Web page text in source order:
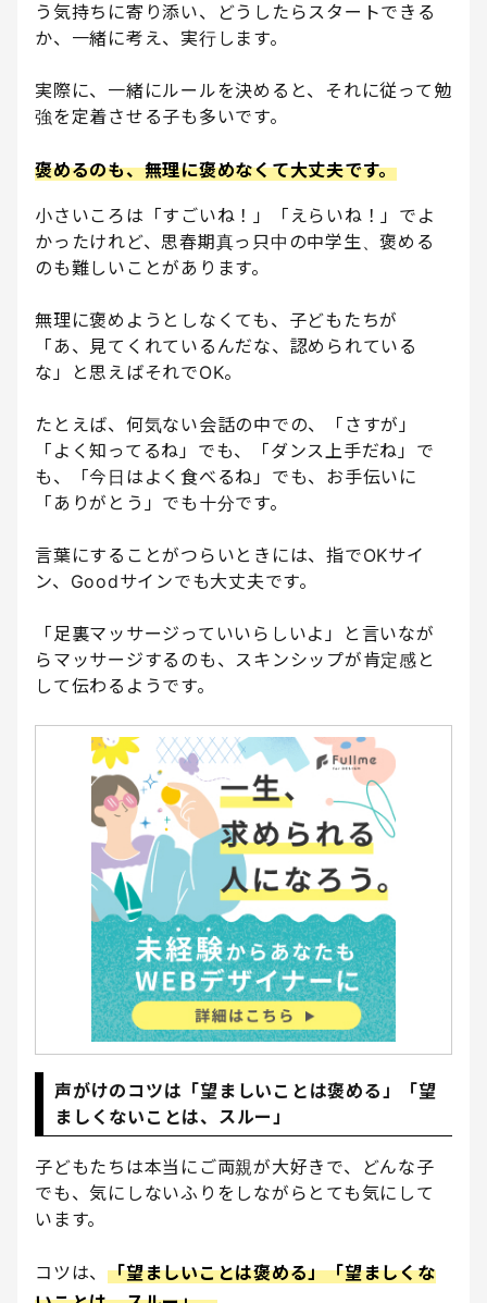
う気持ちに寄り添い、どうしたらスタートできる
か、一緒に考え、実行します。
実際に、一緒にルールを決めると、それに従って勉
強を定着させる子も多いです。
褒めるのも、無理に褒めなくて大丈夫です。
小さいころは「すごいね！」「えらいね！」でよ
かったけれど、思春期真っ只中の中学生、褒める
のも難しいことがあります。
無理に褒めようとしなくても、子どもたちが
「あ、見てくれているんだな、認められている
な」と思えばそれでOK。
たとえば、何気ない会話の中での、「さすが」
「よく知ってるね」でも、「ダンス上手だね」で
も、「今日はよく食べるね」でも、お手伝いに
「ありがとう」でも十分です。
言葉にすることがつらいときには、指でOKサイ
ン、Goodサインでも大丈夫です。
「足裏マッサージっていいらしいよ」と言いなが
らマッサージするのも、スキンシップが肯定感と
して伝わるようです。
声がけのコツは「望ましいことは褒める」「望
ましくないことは、スルー」
子どもたちは本当にご両親が大好きで、どんな子
でも、気にしないふりをしながらとても気にして
います。
コツは、 「望ましいことは褒める」「望ましくな